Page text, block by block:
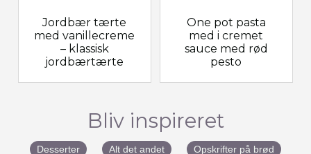
Jordbær tærte
med vanillecreme
– klassisk
jordbærtærte
One pot pasta
med i cremet
sauce med rød
pesto
Bliv inspireret
Desserter Alt det andet Opskrifter på brød